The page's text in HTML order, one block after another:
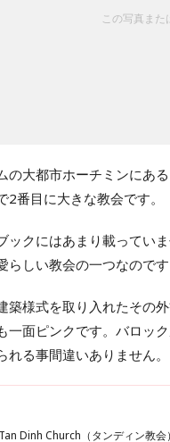
この写真ま
の大都市ホーチミンにあ
2番目に大きな教会です。
ックにはあまり載ってい
らしい教会の一つなので
築様式を取り入れたその
一面ピンクです。バロッ
れる事間違いありません。
Tan Dinh Church（タンディン教会